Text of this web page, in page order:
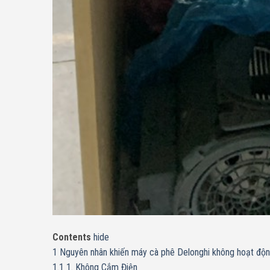
Contents hide
1 Nguyên nhân khiến máy cà phê Delonghi không hoạt
1.1 1. Không Cắm Điện